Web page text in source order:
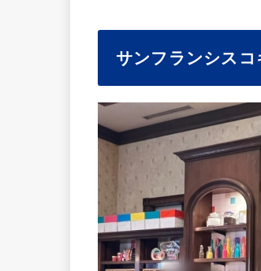
サンフランシスコ